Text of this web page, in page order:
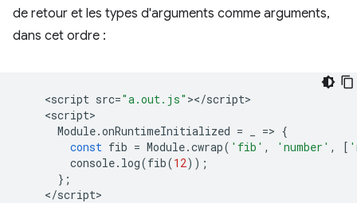
de retour et les types d'arguments comme arguments,
dans cet ordre :
<script src="a.out.js" ></script
<script
Module.onRuntimeInitialized = => {
const fib = Module.cwrap( 'fib' , 'number' , [
console. log(fib(12));
};
</script